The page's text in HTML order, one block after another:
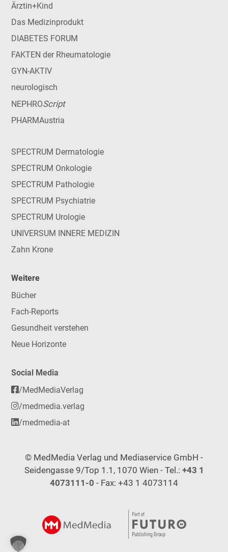
Ärztin+Kind
Das Medizinprodukt
DIABETES FORUM
FAKTEN der Rheumatologie
GYN-AKTIV
neurologisch
NEPHROScript
PHARMAustria
SPECTRUM Dermatologie
SPECTRUM Onkologie
SPECTRUM Pathologie
SPECTRUM Psychiatrie
SPECTRUM Urologie
UNIVERSUM INNERE MEDIZIN
Zahn Krone
Weitere
Bücher
Fach-Reports
Gesundheit verstehen
Neue Horizonte
Social Media
/MedMediaVerlag
/medmedia.verlag
/medmedia-at
© MedMedia Verlag und Mediaservice GmbH -
Seidengasse 9/Top 1.1, 1070 Wien - Tel.: +43 1
4073111-0 - Fax: +43 1 4073114